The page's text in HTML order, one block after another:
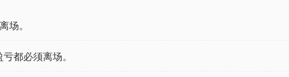
场。
都必须离场。